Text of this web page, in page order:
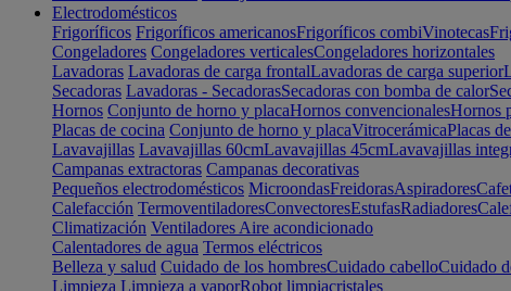
Electrodomésticos
Frigoríficos Frigoríficos americanosFrigoríficos combiVinotecas
Congeladores Congeladores verticalesCongeladores horizontales
Lavadoras Lavadoras de carga frontalLavadoras de carga superior
Secadoras Lavadoras - SecadorasSecadoras con bomba de calor
Hornos Conjunto de horno y placaHornos convencionalesHornos
Placas de cocina Conjunto de horno y placaVitrocerámicaPlacas
Lavavajillas Lavavajillas 60cmLavavajillas 45cmLavavajillas
Campanas extractoras Campanas decorativas
Pequeños electrodomésticos MicroondasFreidorasAspiradores
Calefacción TermoventiladoresConvectoresEstufasRadiadores
Climatización Ventiladores Aire acondicionado
Calentadores de agua Termos eléctricos
Belleza y salud Cuidado de los hombresCuidado cabelloCuidado
Limpieza Limpieza a vaporRobot limpiacristales